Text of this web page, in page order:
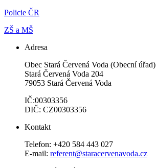
Policie ČR
ZŠ a MŠ
Adresa
Obec Stará Červená Voda (Obecní úřad)
Stará Červená Voda 204
79053 Stará Červená Voda
IČ:00303356
DIČ: CZ00303356
Kontakt
Telefon: +420 584 443 027
E-mail: referent@staracervenavoda.cz